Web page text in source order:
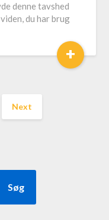
denne tavshed
du har brug
+
Next
Søg